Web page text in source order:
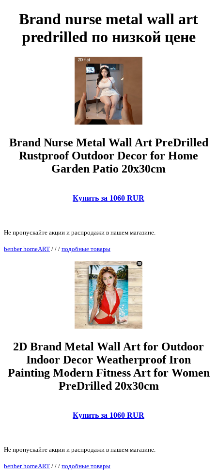
Brand nurse metal wall art
predrilled по низкой цене
Brand Nurse Metal Wall Art PreDrilled
Rustproof Outdoor Decor for Home
Garden Patio 20x30cm
Купить за 1060 RUR
Не пропускайте акции и распродажи в нашем магазине.
benber homeART / / / подобные товары
2D Brand Metal Wall Art for Outdoor
Indoor Decor Weatherproof Iron
Painting Modern Fitness Art for Women
PreDrilled 20x30cm
Купить за 1060 RUR
Не пропускайте акции и распродажи в нашем магазине.
benber homeART / / / подобные товары